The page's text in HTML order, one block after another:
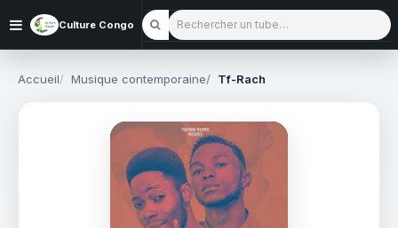
Culture Congo Rechercher un tube
Accueil Musique contemporaine Tf-Rach